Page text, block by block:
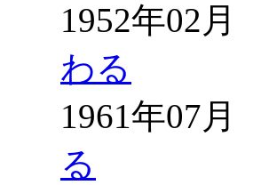
1952年02月
わる
1961年07月
る